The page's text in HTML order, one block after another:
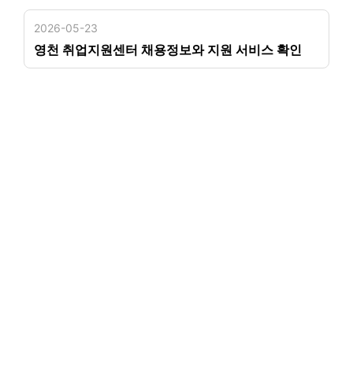
2026-05-23
영천 취업지원센터 채용정보와 지원 서비스 확인